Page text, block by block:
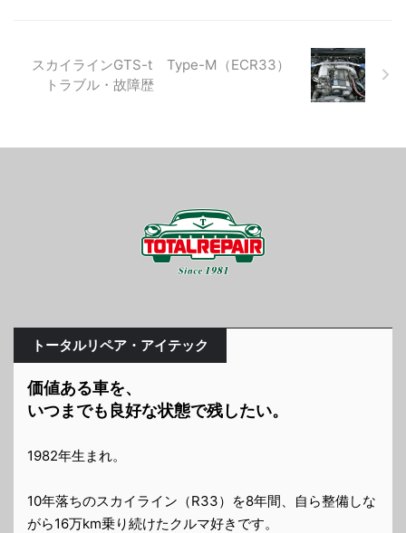
スカイラインGTS-t Type-M（ECR33）
トラブル・故障歴
トータルリペア・アイテック
価値ある車を、
いつまでも良好な状態で残したい。
1982年生まれ。
10年落ちのスカイライン（R33）を8年間、自ら整備しな
がら16万km乗り続けたクルマ好きです。